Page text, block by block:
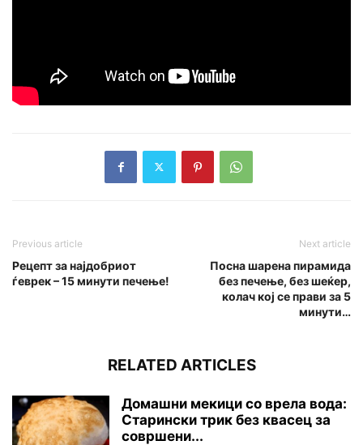
Previous article
Рецепт за најдобриот
ѓеврек – 15 минути печење!
Next article
Посна шарена пирамида
без печење, без шеќер,
колач кој се прави за 5
минути…
RELATED ARTICLES
Домашни мекици со врела вода:
Старински трик без квасец за
совршени...